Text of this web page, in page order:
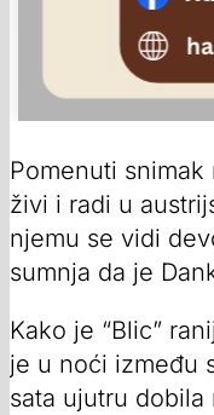
Pomenuti
živi i radi u
njemu se vidi
sumnja da je
Kako je “Blic”
je u noći između
sata ujutru